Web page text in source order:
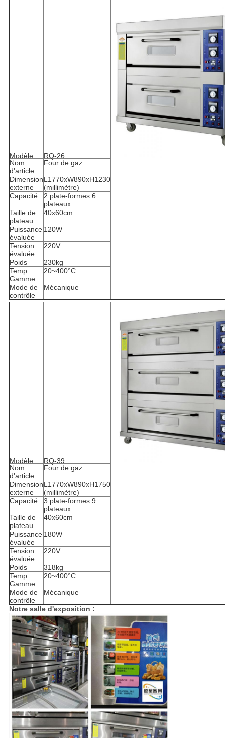
Modèle
RQ-26
Nom
d'article
Four de gaz
Dimension
externe
L1770xW890xH1230
(millimètre)
Capacité
2 plate-formes 6
plateaux
Taille de
plateau
40x60cm
Puissance
évaluée
120W
Tension
évaluée
220V
Poids
230kg
Temp.
Gamme
20~400°C
Mode de
contrôle
Mécanique
Modèle
RQ-39
Nom
d'article
Four de gaz
Dimension
externe
L1770xW890xH1750
(millimètre)
Capacité
3 plate-formes 9
plateaux
Taille de
plateau
40x60cm
Puissance
évaluée
180W
Tension
évaluée
220V
Poids
318kg
Temp.
Gamme
20~400°C
Mode de
contrôle
Mécanique
Notre salle d'exposition :